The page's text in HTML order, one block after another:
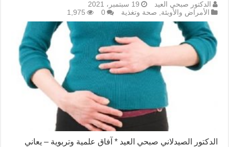
الدكتور صبحي العيد
19 سبتمبر، 2021
الأمراض والأوبئة, صحة وتغذية 0
1,975
الدكتور الصيدلاني صبحي العيد * آفاق علمية وتربوية – يعاني